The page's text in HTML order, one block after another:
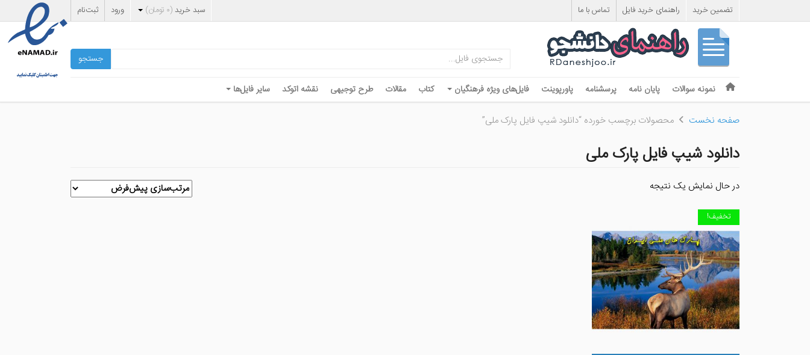
تضمین خرید راهنمای خرید فایل تماس با ما سبد خرید (۰ تومان) ورود ثبت‌نام
جستجو
Menu
Skip to content
نمونه سوالات پایان نامه پرسشنامه پاورپوینت فایل‌های ویژه فرهنگیان کتاب مقالات طرح توجیهی نقشه اتوکد سایر فایل‌ها
صفحه نخست محصولات برچسب خورده “دانلود شیپ فایل پارک ملی”
دانلود شیپ فایل پارک ملی
در حال نمایش یک نتیجه
تخفیف!